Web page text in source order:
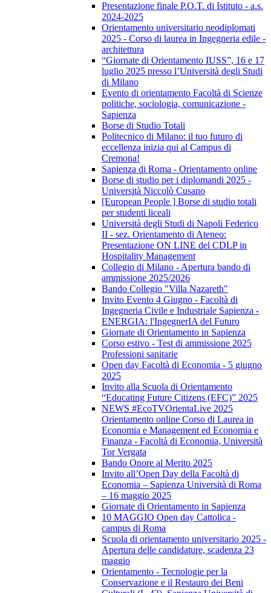
Presentazione finale P.O.T. di Istituto - a.s.
2024-2025
Orientamento universitario neodiplomati
2025 - Corso di laurea in Ingegneria edile -
architettura
“Giornate di Orientamento IUSS”, 16 e 17
luglio 2025 presso l’Università degli Studi
di Milano
Evento di orientamento Facoltà di Scienze
politiche, sociologia, comunicazione -
Sapienza
Borse di Studio Totali
Politecnico di Milano: il tuo futuro di
eccellenza inizia qui al Campus di
Cremona!
Sapienza di Roma - Orientamento online
Borse di studio per i diplomandi 2025 -
Università Niccolò Cusano
[European People ] Borse di studio totali
per studenti liceali
Università degli Studi di Napoli Federico
II - sez. Orientamento di Ateneo:
Presentazione ON LINE del CDLP in
Hospitality Management
Collegio di Milano - Apertura bando di
ammissione 2025/2026
Bando Collegio "Villa Nazareth"
Invito Evento 4 Giugno - Facoltà di
Ingegneria Civile e Industriale Sapienza -
ENERGIA: l'IngegnerIA del Futuro
Giornate di Orientamento in Sapienza
Corso estivo - Test di ammissione 2025
Professioni sanitarie
Open day Facoltà di Economia - 5 giugno
2025
Invito alla Scuola di Orientamento
“Educating Future Citizens (EFC)” 2025
NEWS #EcoTVOrientaLive 2025
Orientamento online Corso di Laurea in
Economia e Management ed Economia e
Finanza - Facoltà di Economia, Università
Tor Vergata
Bando Onore al Merito 2025
Invito all’Open Day della Facoltà di
Economia – Sapienza Università di Roma
– 16 maggio 2025
Giornate di Orientamento in Sapienza
10 MAGGIO Open day Cattolica -
campus di Roma
Scuola di orientamento universitario 2025 -
Apertura delle candidature, scadenza 23
maggio
Orientamento - Tecnologie per la
Conservazione e il Restauro dei Beni